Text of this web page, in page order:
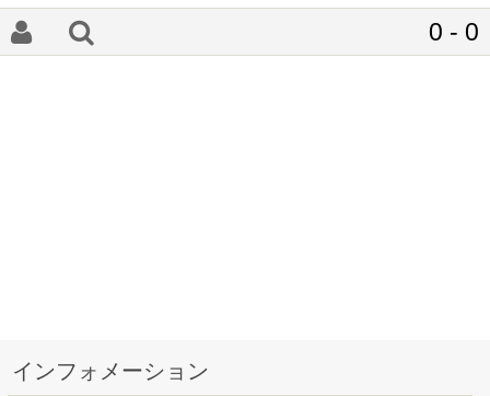
0 - 0
インフォメーション